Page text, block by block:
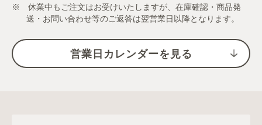
※ 休業中もご注文はお受けいたしますが、在庫確認・商品発
送・お問い合わせ等のご返答は翌営業日以降となります。
営業日カレンダーを見る